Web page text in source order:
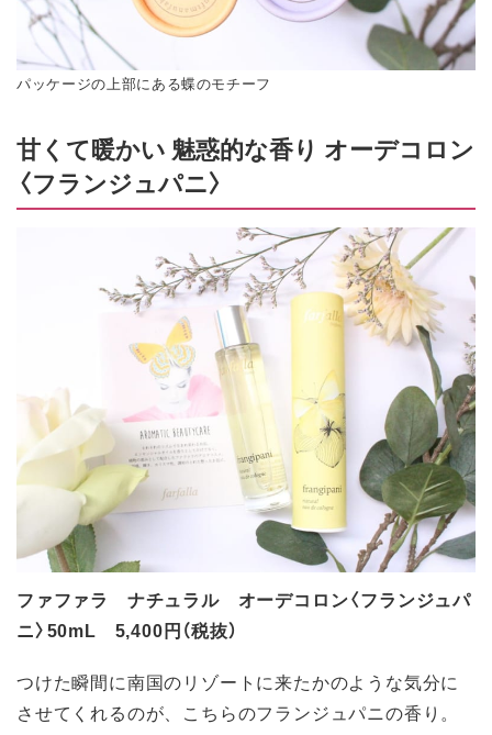
パッケージの上部にある蝶のモチーフ
甘くて暖かい 魅惑的な香り オーデコロン
〈フランジュパニ〉
ファファラ ナチュラル オーデコロン〈フランジュパ
ニ〉50mL 5,400円（税抜）
つけた瞬間に南国のリゾートに来たかのような気分に
させてくれるのが、こちらのフランジュパニの香り。